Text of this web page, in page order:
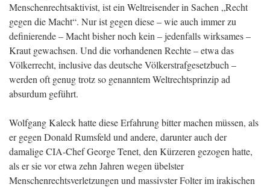
Menschenrechtsaktivist, ist ein Weltreisender in Sachen „Recht
gegen die Macht“. Nur ist gegen diese – wie auch immer zu
definierende – Macht bisher noch kein – jedenfalls wirksames –
Kraut gewachsen. Und die vorhandenen Rechte – etwa das
Völkerrecht, inclusive das deutsche Völkerstrafgesetzbuch –
werden oft genug trotz so genanntem Weltrechtsprinzip ad
absurdum geführt.
Wolfgang Kaleck hatte diese Erfahrung bitter machen müssen, als
er gegen Donald Rumsfeld und andere, darunter auch der
damalige CIA-Chef George Tenet, den Kürzeren gezogen hatte,
als er sie vor etwa zehn Jahren wegen übelster
Menschenrechtsverletzungen und massivster Folter im irakischen